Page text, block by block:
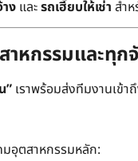
ง และรถเฮี๊ยบให้เช่า สำ
หกรรมและทุก
” เราพร้อมส่งทีมงานเข้
มอุตสาหกรรมหลัก: